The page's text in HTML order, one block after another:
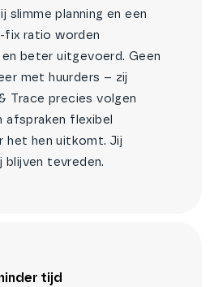
slimme planning en een
ratio worden
beter uitgevoerd. Geen
met huurders – zij
Trace precies volgen
afspraken flexibel
het hen uitkomt. Jij
blijven tevreden.
tijd